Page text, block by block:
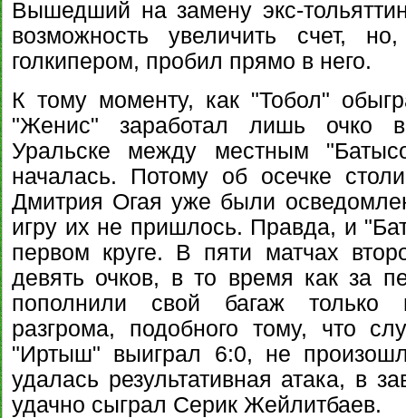
Вышедший на замену экс-
возможность увеличить счет,
голкипером, пробил прямо в него.
К тому моменту, как "Тобол"
"Женис" заработал лишь очко
Уральске между местным
началась. Потому об осечке
Дмитрия Огая уже были
игру их не пришлось. Правда, и
первом круге. В пяти матчах
девять очков, в то время как за
пополнили свой багаж только
разгрома, подобного тому, что
"Иртыш" выиграл 6:0, не
удалась результативная атака, в
удачно сыграл Серик Жейлитбаев.